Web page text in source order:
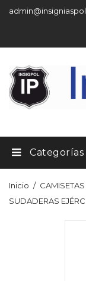
Categorías
Inicio CAMISETAS
SUDADERAS